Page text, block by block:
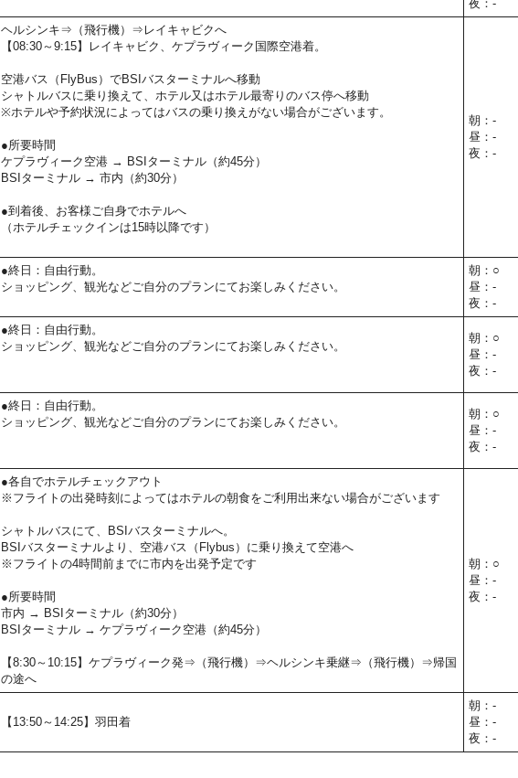
夜：-
ヘルシンキ⇒（飛行機）⇒レイキャビクへ
【08:30～9:15】レイキャビク、ケプラヴィーク国際空港着。
空港バス（FlyBus）でBSIバスターミナルへ移動
シャトルバスに乗り換えて、ホテル又はホテル最寄りのバス停へ移動
※ホテルや予約状況によってはバスの乗り換えがない場合がございます。
●所要時間
ケプラヴィーク空港 → BSIターミナル（約45分）
BSIターミナル → 市内（約30分）
●到着後、お客様ご自身でホテルへ
（ホテルチェックインは15時以降です）
朝：-
昼：-
夜：-
●終日：自由行動。
ショッピング、観光などご自分のプランにてお楽しみください。
朝：○
昼：-
夜：-
●終日：自由行動。
ショッピング、観光などご自分のプランにてお楽しみください。
朝：○
昼：-
夜：-
●終日：自由行動。
ショッピング、観光などご自分のプランにてお楽しみください。
朝：○
昼：-
夜：-
●各自でホテルチェックアウト
※フライトの出発時刻によってはホテルの朝食をご利用出来ない場合がございます
シャトルバスにて、BSIバスターミナルへ。
BSIバスターミナルより、空港バス（Flybus）に乗り換えて空港へ
※フライトの4時間前までに市内を出発予定です
●所要時間
市内 → BSIターミナル（約30分）
BSIターミナル → ケプラヴィーク空港（約45分）
【8:30～10:15】ケプラヴィーク発⇒（飛行機）⇒ヘルシンキ乗継⇒（飛行機）⇒帰国
の途へ
朝：○
昼：-
夜：-
【13:50～14:25】羽田着
朝：-
昼：-
夜：-